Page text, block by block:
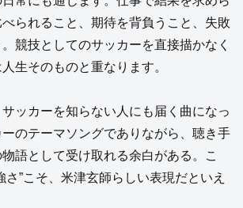
られること、期待を背負うこと、失敗
競技としてのサッカーを直接描かなく
生そのものと重なります。
ッカーを知らない人にも届く曲になっ
のテーマソングでありながら、聴き手
語として受け取れる余白がある。こ
さ”こそ、米津玄師らしい表現だといえ